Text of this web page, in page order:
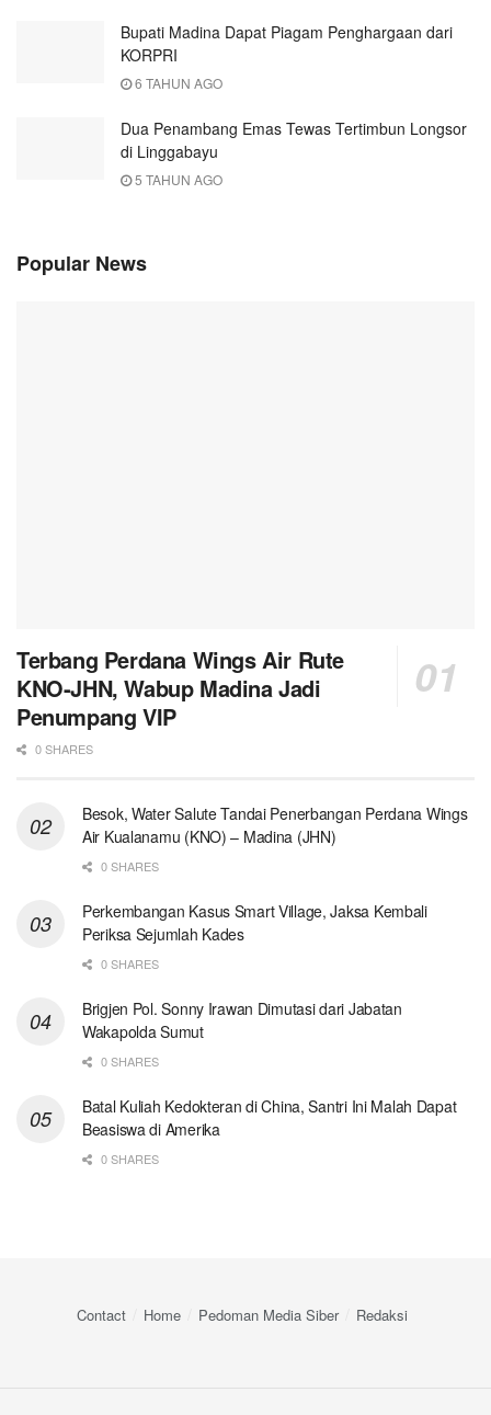
Bupati Madina Dapat Piagam Penghargaan dari
KORPRI
6 TAHUN AGO
Dua Penambang Emas Tewas Tertimbun Longsor
di Linggabayu
5 TAHUN AGO
Popular News
Terbang Perdana Wings Air Rute
KNO-JHN, Wabup Madina Jadi
Penumpang VIP
0 SHARES
Besok, Water Salute Tandai Penerbangan Perdana Wings
Air Kualanamu (KNO) – Madina (JHN)
0 SHARES
Perkembangan Kasus Smart Village, Jaksa Kembali
Periksa Sejumlah Kades
0 SHARES
Brigjen Pol. Sonny Irawan Dimutasi dari Jabatan
Wakapolda Sumut
0 SHARES
Batal Kuliah Kedokteran di China, Santri Ini Malah Dapat
Beasiswa di Amerika
0 SHARES
Contact Home Pedoman Media Siber Redaksi